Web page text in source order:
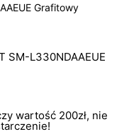
Grafitowy
SM-L330NDAAEUE
wartość 200zł, nie